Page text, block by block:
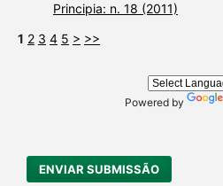
Principia: n. 18 (2011)
1 2 3 4 5 > >>
Powered by
ENVIAR SUBMISSÃO